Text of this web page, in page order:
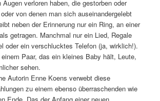
verloren haben, die gestorben oder
von denen man sich auseinandergelebt
neben der Erinnerung nur ein Ring, an einer
getragen. Manchmal nur ein Lied, Regale
oder ein verschlucktes Telefon (ja, wirklich!).
Paar, das ein kleines Baby hält, Leute,
sehen.
Autorin Enne Koens verwebt diese
zu einem ebenso überraschenden wie
Ende. Das der Anfang einer neuen,